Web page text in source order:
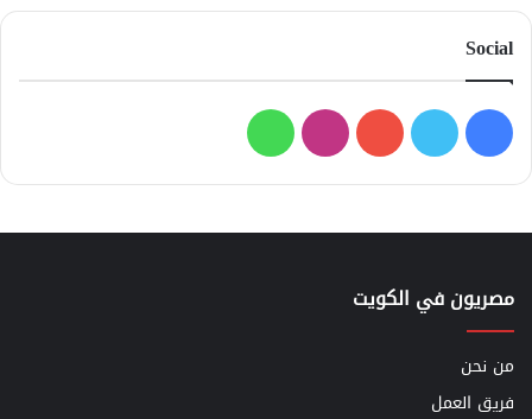
Social
فيسبوك
تويتر يوتيوبانستقرامواتساب
مصريون في الكويت
من نحن
فريق العمل